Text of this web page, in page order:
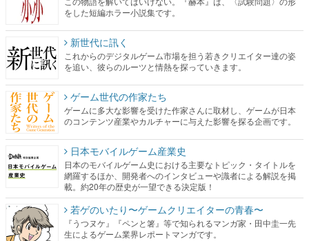
をした短編ホラー小説集です。
新世代に訊く
これからのデジタルゲーム市場を担う若きクリエイター達の姿
を追い、彼らのルーツと情熱を探っていきます。
ゲーム世代の作家たち
ゲームに多大な影響を受けた作家さんに取材し、ゲームが日本
のコンテンツ産業やカルチャーに与えた影響を探る企画です。
日本モバイルゲーム産業史
日本のモバイルゲーム史における主要なトピック・タイトルを
網羅するほか、開発者へのインタビューや識者による解説を掲
載。約20年の歴史が一望できる決定版！
若ゲのいたり〜ゲームクリエイターの青春〜
『うつヌケ』『ペンと箸』等で知られるマンガ家・田中圭一先
生によるゲーム業界レポートマンガです。